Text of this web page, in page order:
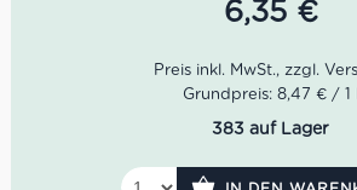
Rotwein zu Pizza, Pasta,
6,35 €
Grundpreis: 8,47 € / 1
383 auf Lager